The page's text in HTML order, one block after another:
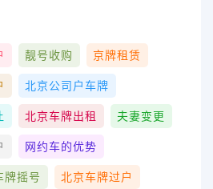
靓号收购 京牌租赁
北京公司户车牌
北京车牌出租 夫妻变更
网约车的优势
牌摇号 北京车牌过户